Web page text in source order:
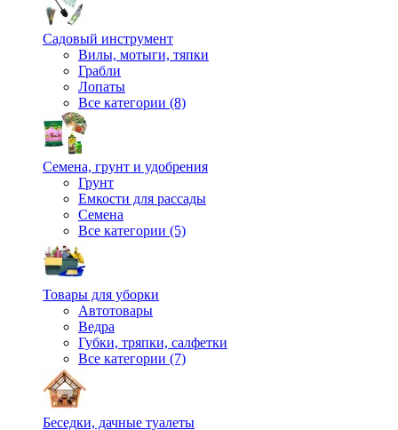
Садовый инструмент
Вилы, мотыги, тяпки
Грабли
Лопаты
Все категории (8)
Семена, грунт и удобрения
Грунт
Емкости для рассады
Семена
Все категории (5)
Товары для уборки
Автотовары
Ведра
Губки, тряпки, салфетки
Все категории (7)
Беседки, дачные туалеты